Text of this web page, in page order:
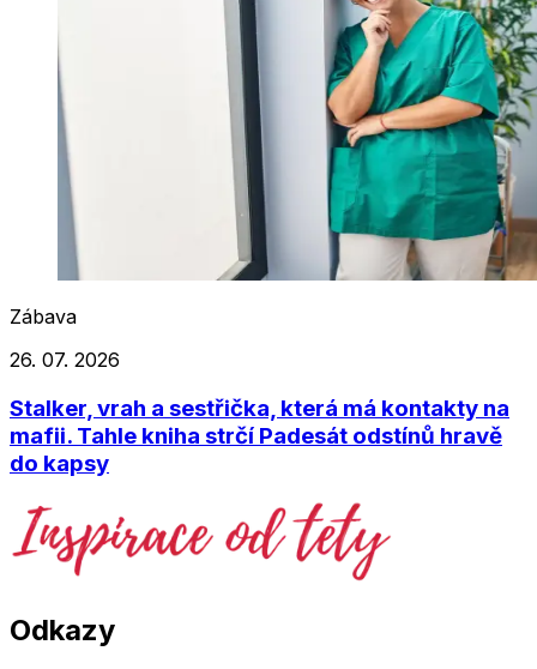
Zábava
26. 07. 2026
Stalker, vrah a sestřička, která má kontakty na
mafii. Tahle kniha strčí Padesát odstínů hravě
do kapsy
Odkazy